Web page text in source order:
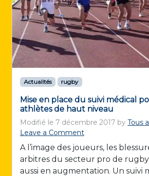
Actualités rugby
Mise en place du suivi médical
athlètes de haut niveau
Modifié le 7 décembre 2017 by Tous
Leave a Comment
A l’image des joueurs, les
arbitres du secteur pro de
aussi en augmentation. Un suivi